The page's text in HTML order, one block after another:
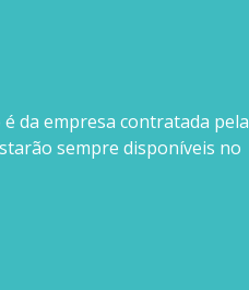
da empresa contratada pela
sempre disponíveis no